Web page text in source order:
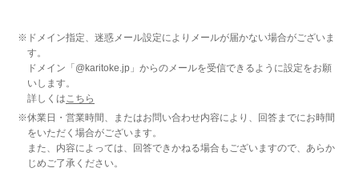
※ドメイン指定、迷惑メール設定によりメールが届かない場合がございま
す。
ドメイン「@karitoke.jp」からのメールを受信できるように設定をお願
いします。
詳しくはこちら
※休業日・営業時間、またはお問い合わせ内容により、回答までにお時間
をいただく場合がございます。
また、内容によっては、回答できかねる場合もございますので、あらか
じめご了承ください。